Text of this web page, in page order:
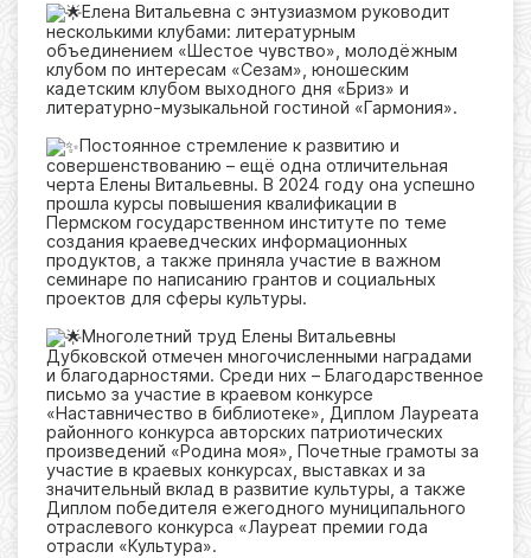
Елена Витальевна с энтузиазмом руководит
несколькими клубами: литературным
объединением «Шестое чувство», молодёжным
клубом по интересам «Сезам», юношеским
кадетским клубом выходного дня «Бриз» и
литературно-музыкальной гостиной «Гармония».
Постоянное стремление к развитию и
совершенствованию – ещё одна отличительная
черта Елены Витальевны. В 2024 году она успешно
прошла курсы повышения квалификации в
Пермском государственном институте по теме
создания краеведческих информационных
продуктов, а также приняла участие в важном
семинаре по написанию грантов и социальных
проектов для сферы культуры.
Многолетний труд Елены Витальевны
Дубковской отмечен многочисленными наградами
и благодарностями. Среди них – Благодарственное
письмо за участие в краевом конкурсе
«Наставничество в библиотеке», Диплом Лауреата
районного конкурса авторских патриотических
произведений «Родина моя», Почетные грамоты за
участие в краевых конкурсах, выставках и за
значительный вклад в развитие культуры, а также
Диплом победителя ежегодного муниципального
отраслевого конкурса «Лауреат премии года
отрасли «Культура».